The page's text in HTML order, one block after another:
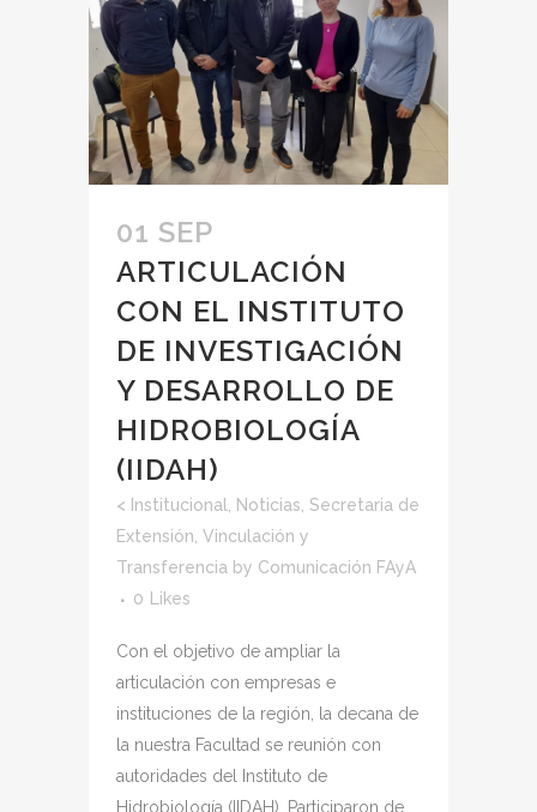
01 SEP
ARTICULACIÓN
CON EL INSTITUTO
DE INVESTIGACIÓN
Y DESARROLLO DE
HIDROBIOLOGÍA
(IIDAH)
< Institucional Noticias Secretaria de
Extensión, Vinculación y
Transferencia by Comunicación FAyA
0
Likes
Con el objetivo de ampliar la
articulación con empresas e
instituciones de la región, la decana de
la nuestra Facultad se reunión con
autoridades del Instituto de
Hidrobiología (IIDAH). Participaron de